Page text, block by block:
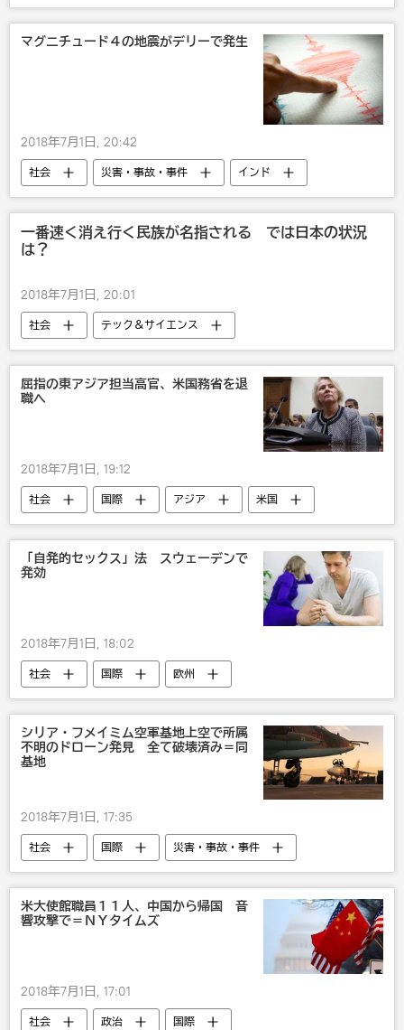
沖縄
台風 びっくり
自然
飛行機
マグニチュード４の地震がデリーで発生
2018年7月1日, 20:42
社会 災害・事故・事件
インド
地震
自然
一番速く消え行く民族が名指される では日本の状況
は？
2018年7月1日, 20:01
社会
テック＆サイエンス
ウクライナ
ブルガリア
国内
高齢
びっくり 人口
屈指の東アジア担当高官、米国務省を退
職へ
2018年7月1日, 19:12
社会 国際 アジア
米国
中国
北朝鮮
戦争・紛争・対立・外交
びっくり
「自発的セックス」法 スウェーデンで
発効
2018年7月1日, 18:02
社会 国際
欧州
スウェーデン
セックス
びっくり
裁判所
シリア・フメイミム空軍基地上空で所属
不明のドローン発見 全て破壊済み＝同
基地
2018年7月1日, 17:35
社会 国際
災害・事故・事件
中東
中東 シリア
無人機
軍事基地
軍事
米大使館職員１１人、中国から帰国 音
響攻撃で＝ＮＹタイムズ
2018年7月1日, 17:01
社会 政治 国際